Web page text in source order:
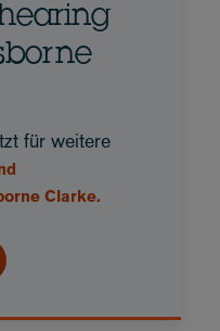
für weitere
Clarke.